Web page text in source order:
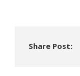
Share Post: